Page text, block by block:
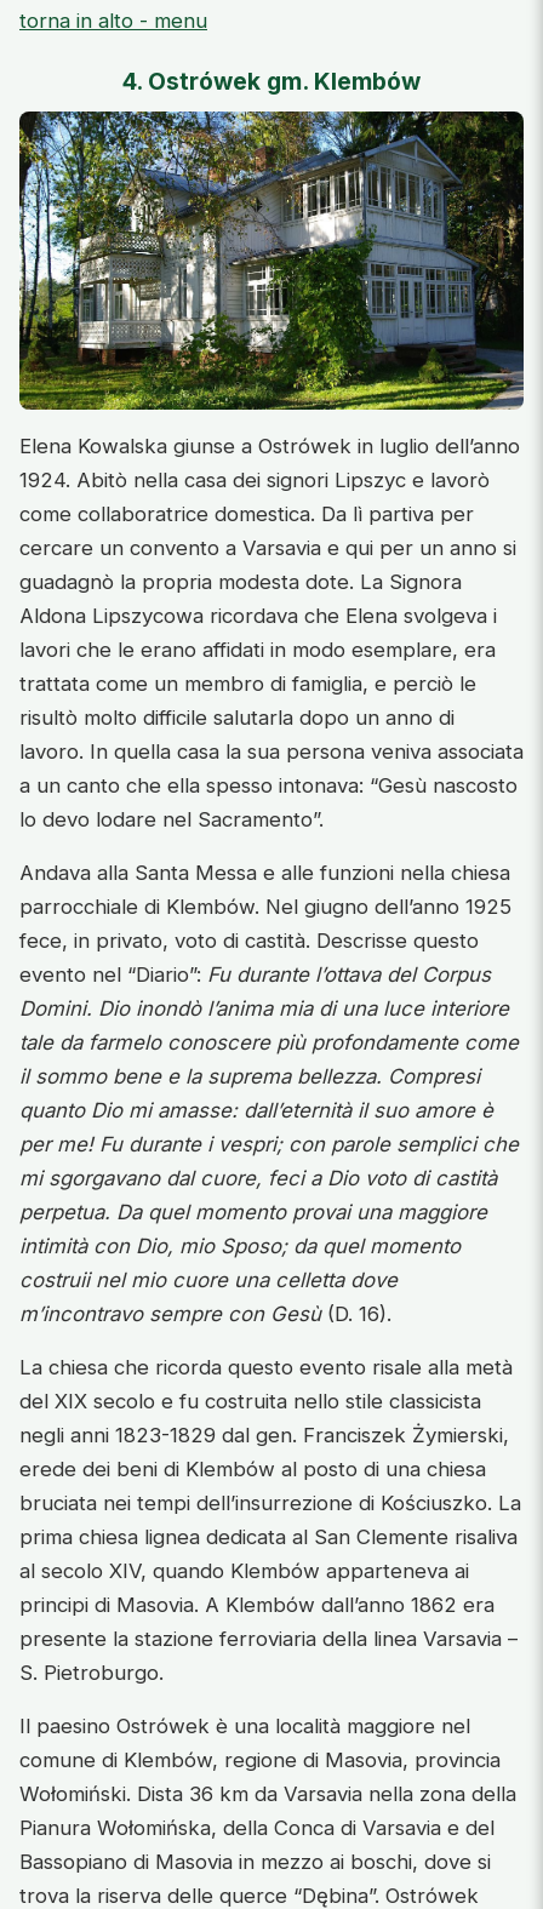
torna in alto - menu
4. Ostrówek gm. Klembów
Elena Kowalska giunse a Ostrówek in luglio dell’anno
1924. Abitò nella casa dei signori Lipszyc e lavorò
come collaboratrice domestica. Da lì partiva per
cercare un convento a Varsavia e qui per un anno si
guadagnò la propria modesta dote. La Signora
Aldona Lipszycowa ricordava che Elena svolgeva i
lavori che le erano affidati in modo esemplare, era
trattata come un membro di famiglia, e perciò le
risultò molto difficile salutarla dopo un anno di
lavoro. In quella casa la sua persona veniva associata
a un canto che ella spesso intonava: “Gesù nascosto
lo devo lodare nel Sacramento”.
Andava alla Santa Messa e alle funzioni nella chiesa
parrocchiale di Klembów. Nel giugno dell’anno 1925
fece, in privato, voto di castità. Descrisse questo
evento nel “Diario”: Fu durante l’ottava del Corpus
Domini. Dio inondò l’anima mia di una luce interiore
tale da farmelo conoscere più profondamente come
il sommo bene e la suprema bellezza. Compresi
quanto Dio mi amasse: dall’eternità il suo amore è
per me! Fu durante i vespri; con parole semplici che
mi sgorgavano dal cuore, feci a Dio voto di castità
perpetua. Da quel momento provai una maggiore
intimità con Dio, mio Sposo; da quel momento
costruii nel mio cuore una celletta dove
m’incontravo sempre con Gesù(D. 16).
La chiesa che ricorda questo evento risale alla metà
del XIX secolo e fu costruita nello stile classicista
negli anni 1823-1829 dal gen. Franciszek Żymierski,
erede dei beni di Klembów al posto di una chiesa
bruciata nei tempi dell’insurrezione di Kościuszko. La
prima chiesa lignea dedicata al San Clemente risaliva
al secolo XIV, quando Klembów apparteneva ai
principi di Masovia. A Klembów dall’anno 1862 era
presente la stazione ferroviaria della linea Varsavia –
S. Pietroburgo.
Il paesino Ostrówek è una località maggiore nel
comune di Klembów, regione di Masovia, provincia
Wołomiński. Dista 36 km da Varsavia nella zona della
Pianura Wołomińska, della Conca di Varsavia e del
Bassopiano di Masovia in mezzo ai boschi, dove si
trova la riserva delle querce “Dębina”. Ostrówek